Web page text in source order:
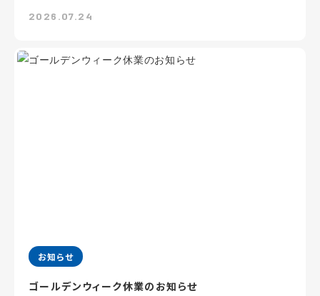
2026.07.24
お知らせ
ゴールデンウィーク休業のお知らせ